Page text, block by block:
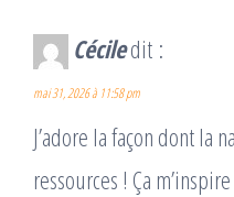
Céciledit :
mai 31, 2026 à 11:58 pm
J’adore la façon dont la
ressources ! Ça